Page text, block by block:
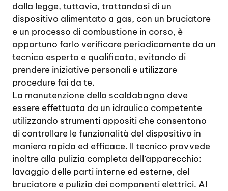
dalla legge, tuttavia, trattandosi di un
dispositivo alimentato a gas, con un bruciatore
e un processo di combustione in corso, è
opportuno farlo verificare periodicamente da un
tecnico esperto e qualificato, evitando di
prendere iniziative personali e utilizzare
procedure fai da te.
La manutenzione dello scaldabagno deve
essere effettuata da un idraulico competente
utilizzando strumenti appositi che consentono
di controllare le funzionalità del dispositivo in
maniera rapida ed efficace. Il tecnico provvede
inoltre alla pulizia completa dell’apparecchio:
lavaggio delle parti interne ed esterne, del
bruciatore e pulizia dei componenti elettrici. Al